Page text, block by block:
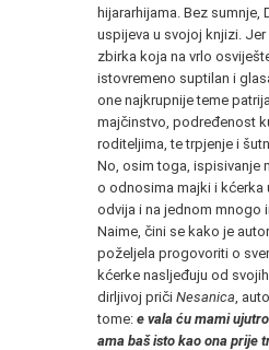
hijararhijama. Bez sumnje,
uspijeva u svojoj knjizi. Jer
zbirka koja na vrlo
istovremeno suptilan i
one najkrupnije teme
majčinstvo, podređenost
roditeljima, te trpjenje i
No, osim toga, ispisivanje
o odnosima majki i kćerka
odvija i na jednom mnogo
Naime, čini se kako je
poželjela progovoriti o
kćerke nasljeđuju od
dirljivoj priči Nesanica ,
tome: e vala ću mami
ama baš isto kao ona prije